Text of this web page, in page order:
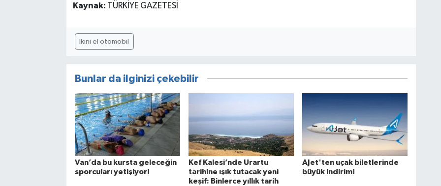
Kaynak: TÜRKİYE GAZETESİ
Ikini el otomobil
Bunlar da ilginizi çekebilir
Van’da bu kursta geleceğin
sporcuları yetişiyor!
Kef Kalesi’nde Urartu
tarihine ışık tutacak yeni
keşif: Binlerce yıllık tarih
AJet'ten uçak biletlerinde
büyük indirim!